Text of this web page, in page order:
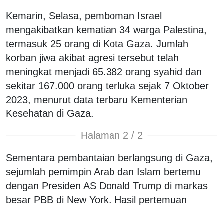
Kemarin, Selasa, pemboman Israel
mengakibatkan kematian 34 warga Palestina,
termasuk 25 orang di Kota Gaza. Jumlah
korban jiwa akibat agresi tersebut telah
meningkat menjadi 65.382 orang syahid dan
sekitar 167.000 orang terluka sejak 7 Oktober
2023, menurut data terbaru Kementerian
Kesehatan di Gaza.
Halaman 2 / 2
Sementara pembantaian berlangsung di Gaza,
sejumlah pemimpin Arab dan Islam bertemu
dengan Presiden AS Donald Trump di markas
besar PBB di New York. Hasil pertemuan